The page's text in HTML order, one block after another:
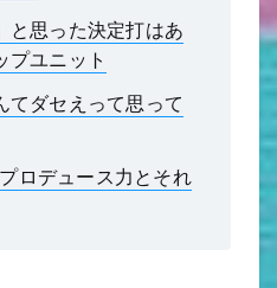
と思った決定打はあ
プユニット
てダセえって思って
ロデュース力とそれ